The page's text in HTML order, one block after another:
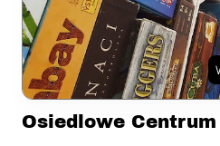
Osiedlowe